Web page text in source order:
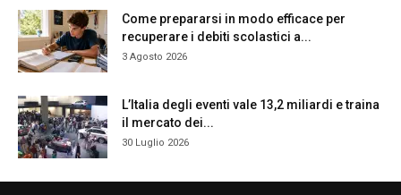
Come prepararsi in modo efficace per
recuperare i debiti scolastici a...
3 Agosto 2026
L’Italia degli eventi vale 13,2 miliardi e traina
il mercato dei...
30 Luglio 2026